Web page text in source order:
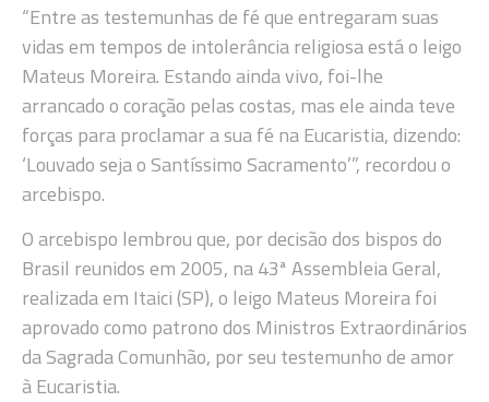
“Entre as testemunhas de fé que entregaram suas
vidas em tempos de intolerância religiosa está o leigo
Mateus Moreira. Estando ainda vivo, foi-lhe
arrancado o coração pelas costas, mas ele ainda teve
forças para proclamar a sua fé na Eucaristia, dizendo:
‘Louvado seja o Santíssimo Sacramento’”, recordou o
arcebispo.
O arcebispo lembrou que, por decisão dos bispos do
Brasil reunidos em 2005, na 43ª Assembleia Geral,
realizada em Itaici (SP), o leigo Mateus Moreira foi
aprovado como patrono dos Ministros Extraordinários
da Sagrada Comunhão, por seu testemunho de amor
à Eucaristia.